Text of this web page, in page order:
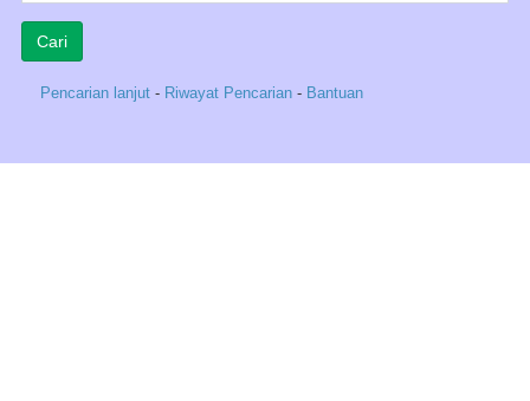
Pencarian lanjut - Riwayat Pencarian - Bantuan